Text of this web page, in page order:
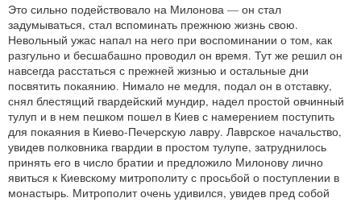
Это сильно подействовало на Милонова — он стал
задумываться, стал вспоминать прежнюю жизнь свою.
Невольный ужас напал на него при воспоминании о том, как
разгульно и бесшабашно проводил он время. Тут же решил он
навсегда расстаться с прежней жизнью и остальные дни
посвятить покаянию. Нимало не медля, подал он в отставку,
снял блестящий гвардейский мундир, надел простой овчинный
тулуп и в нем пешком пошел в Киев с намерением поступить
для покаяния в Киево-Печерскую лавру. Лаврское начальство,
увидев полковника гвардии в простом тулупе, затруднилось
принять его в число братии и предложило Милонову лично
явиться к Киевскому митрополиту с просьбой о поступлении в
монастырь. Митрополит очень удивился, увидев пред собой